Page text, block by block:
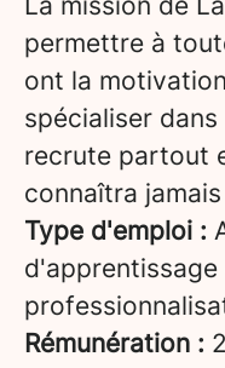
permettre à
ont la
spécialiser
recrute partout
connaîtra
Type d'emploi :
d'apprentissage
Rémunération :